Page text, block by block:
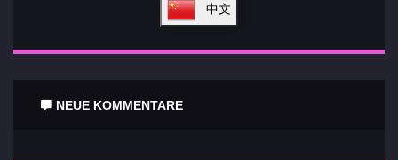
中文
NEUE KOMMENTARE